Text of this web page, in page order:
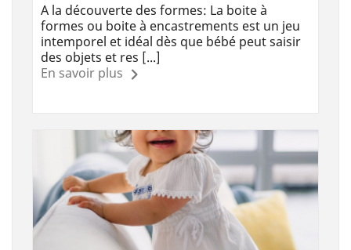
A la découverte des formes: La boite à
formes ou boite à encastrements est un jeu
intemporel et idéal dès que bébé peut saisir
des objets et res [...]
En savoir plus